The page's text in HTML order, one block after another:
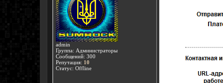
admin
Группа: Администраторы
Сообщений: 300
Репутация: 10
Статус: Offline